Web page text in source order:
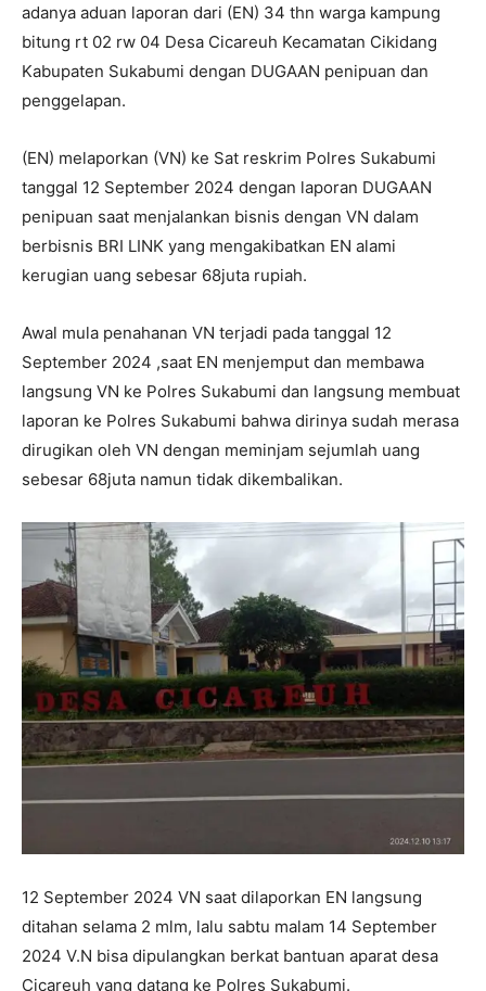
adanya aduan laporan dari (EN) 34 thn warga kampung
bitung rt 02 rw 04 Desa Cicareuh Kecamatan Cikidang
Kabupaten Sukabumi dengan DUGAAN penipuan dan
penggelapan.
(EN) melaporkan (VN) ke Sat reskrim Polres Sukabumi
tanggal 12 September 2024 dengan laporan DUGAAN
penipuan saat menjalankan bisnis dengan VN dalam
berbisnis BRI LINK yang mengakibatkan EN alami
kerugian uang sebesar 68juta rupiah.
Awal mula penahanan VN terjadi pada tanggal 12
September 2024 ,saat EN menjemput dan membawa
langsung VN ke Polres Sukabumi dan langsung membuat
laporan ke Polres Sukabumi bahwa dirinya sudah merasa
dirugikan oleh VN dengan meminjam sejumlah uang
sebesar 68juta namun tidak dikembalikan.
12 September 2024 VN saat dilaporkan EN langsung
ditahan selama 2 mlm, lalu sabtu malam 14 September
2024 V.N bisa dipulangkan berkat bantuan aparat desa
Cicareuh yang datang ke Polres Sukabumi.